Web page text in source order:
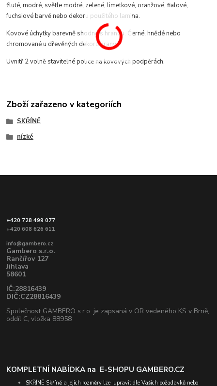
žluté, modré, světle modré, zelené, limetkové, oranžové, fialové,
fuchsiové barvěnebo dekoru použitého lamina.
Kovové úchytky barevně shodné s hranou. Černé, hnědé nebo
chromované u dřevěných dekorů hrany.
Uvnitř 2 volně stavitelné police na kovových podpěrách.
Zboží zařazeno v kategoriích
SKŘÍNĚ
nízké
+420 728 499 077
+420 608 626 611
info@gambero.cz
Gambero s.r.o.
Rančířov 127
Jihlava
58601
IČ:28816439
DIČ:CZ28816439
Společnost GAMBERO s.r.o. je zapsaná v OR vedeného KS v Brně,
oddíl C, vložka 88958
KOMPLETNÍ NABÍDKA na E-SHOPU GAMBERO.CZ
SKŘÍNĚ Skříně a jejich rozměry lze upravit dle Vašich požadavků nebo